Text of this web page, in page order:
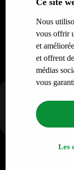
Ce site
Nous
vous offrir
et
et offrent
médias
vous
Les